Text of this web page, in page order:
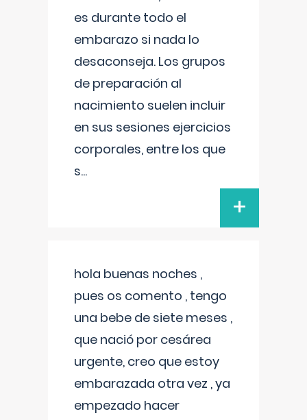
es durante todo el
embarazo si nada lo
desaconseja. Los grupos
de preparación al
nacimiento suelen incluir
en sus sesiones ejercicios
corporales, entre los que
s...
+
hola buenas noches ,
pues os comento , tengo
una bebe de siete meses ,
que nació por cesárea
urgente, creo que estoy
embarazada otra vez , ya
empezado hacer